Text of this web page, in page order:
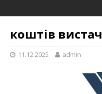
коштів
11.12.2025 admin